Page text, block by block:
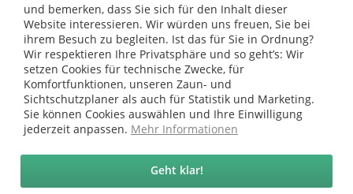
Ab 75 € versandkostenfrei *
Service Hotline
Shop Service
Informationen
* bei Paketversand. Alle Preise inkl. gesetzl. Mehrwertsteuer zzgl.
Versandkosten
Copyright © afp marketing gmbh - Alle Rechte vorbehalten
und bemerken, dass Sie sich für den Inhalt dieser
Website interessieren. Wir würden uns freuen, Sie bei
ihrem Besuch zu begleiten. Ist das für Sie in Ordnung?
Wir respektieren Ihre Privatsphäre und so geht’s: Wir
setzen Cookies für technische Zwecke, für
Komfortfunktionen, unseren Zaun- und
Sichtschutzplaner als auch für Statistik und Marketing.
Sie können Cookies auswählen und Ihre Einwilligung
jederzeit anpassen. Mehr Informationen
Geht klar!